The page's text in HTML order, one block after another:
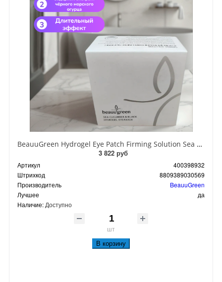
BeauuGreen Hydrogel Eye Patch Firming Solution Sea Cocumber & Black Гидрогелевые патчи для кожи вокруг глаз с экстрактом черного морского огурца 60 шт 90 гр
3 822 руб
Артикул
400398932
Штрихкод
8809389030569
Производитель
BeauuGreen
Лучшее
да
Наличие: Доступно
шт
В корзину